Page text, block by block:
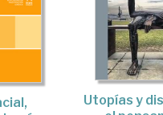
Utopías y